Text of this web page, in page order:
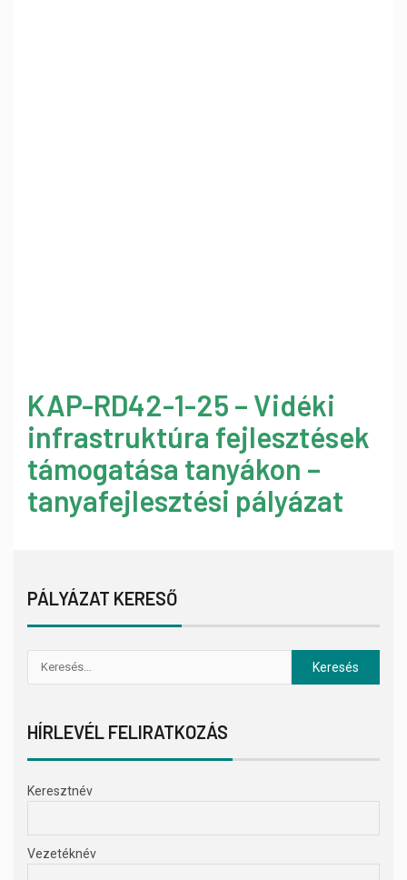
KAP-RD42-1-25 – Vidéki
infrastruktúra fejlesztések
támogatása tanyákon –
tanyafejlesztési pályázat
PÁLYÁZAT KERESŐ
HÍRLEVÉL FELIRATKOZÁS
Keresztnév
Vezetéknév